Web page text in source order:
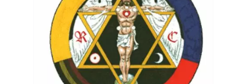
Des Yods partout
Majeures Mineures Théorie du tarot